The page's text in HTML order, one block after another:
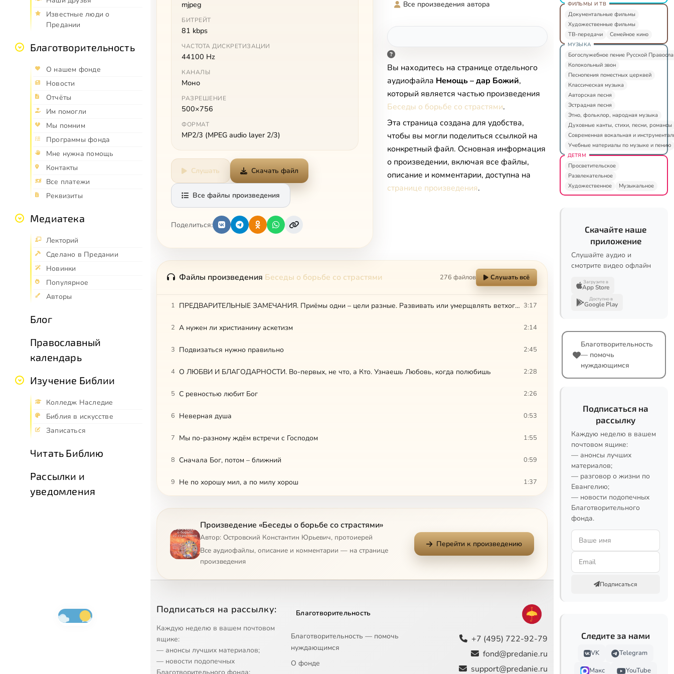
Известные люди о
Предании
Благотворительность
О нашем фонде
Новости
Отчёты
Им помогли
Мы помним
Программы фонда
Мне нужна помощь
Контакты
Все платежи
Реквизиты
Медиатека
Лекторий
Сделано в Предании
Новинки
Популярное
Авторы
Блог
Православный
календарь
Изучение Библии
Колледж Наследие
Библия в искусстве
Записаться
Читать Библию
Рассылки и
уведомления
mjpeg
БИТРЕЙТ
81 kbps
ЧАСТОТА ДИСКРЕТИЗАЦИИ
44100 Hz
КАНАЛЫ
Моно
РАЗРЕШЕНИЕ
500×756
ФОРМАТ
MP2/3 (MPEG audio layer 2/3)
Слушать Скачать файл
Все файлы произведения
Поделиться:
Все произведения автора
Вы находитесь на странице отдельного
аудиофайла Немощь – дар Божий,
который является частью произведения
Беседы о борьбе со страстями.
Эта страница создана для удобства,
чтобы вы могли поделиться ссылкой на
конкретный файл. Основная информация
о произведении, включая все файлы,
описание и комментарии, доступна на
странице произведения.
Файлы произведения Беседы о борьбе со страстями 276 файлов Слушать всё
1 ПРЕДВАРИТЕЛЬНЫЕ ЗАМЕЧАНИЯ. Приёмы одни – цели разные. Развивать или умерщвлять ветхого человека 3:17
2 А нужен ли христианину аскетизм 2:14
3 Подвизаться нужно правильно 2:45
4 О ЛЮБВИ И БЛАГОДАРНОСТИ. Во-первых, не что, а Кто. Узнаешь Любовь, когда полюбишь 2:28
5 С ревностью любит Бог 2:26
6 Неверная душа 0:53
7 Мы по-разному ждём встречи с Господом 1:55
8 Сначала Бог, потом – ближний 0:59
9 Не по хорошу мил, а по милу хорош 1:37
Блаженные радость и печаль
12 Станьте как дети 1:23
15 Любящий не знает, чем гордиться 0:51
16 Заповеди – дар Любви 0:57
17 Страшный Суд всепрощающей любви 3:40
Произведение «Беседы о борьбе со страстями»
Автор: Островский Константин Юрьевич, протоиерей
Все аудиофайлы, описание и комментарии — на странице
произведения
Перейти к произведению
Подписаться на рассылку:
Каждую неделю в вашем почтовом
ящике:
— анонсы лучших материалов;
— новости подопечных
Благотворительность
Благотворительность — помочь
нуждающимся
О фонде
+7 (495) 722-92-79
fond@predanie.ru
support@predanie.ru
ФИЛЬМЫ И ТВ
Документальные фильмы
Художественные фильмы
ТВ-передачи
Семейное кино
МУЗЫКА
Богослужебное пение Русской
Колокольный звон
Песнопения поместных церквей
Классическая музыка
Авторская песня
Эстрадная песня
Этно, фольклор, народная музыка
Духовные канты, стихи, песни, романсы
Современная вокальная и
Учебные материалы по музыке и пению
ДЕТЯМ
Просветительское
Развлекательное
Художественное
Музыкальное
Скачайте наше
приложение
Слушайте аудио и
смотрите видео офлайн
Загрузите в
App Store
Доступно в
Google Play
Благотворительность
— помочь
нуждающимся
Подписаться на
рассылку
Каждую неделю в вашем
почтовом ящике:
— анонсы лучших
материалов;
— разговор о жизни по
Евангелию;
— новости подопечных
Благотворительного
фонда.
Подписаться
Следите за нами
VK
Telegram
Макс
YouTube